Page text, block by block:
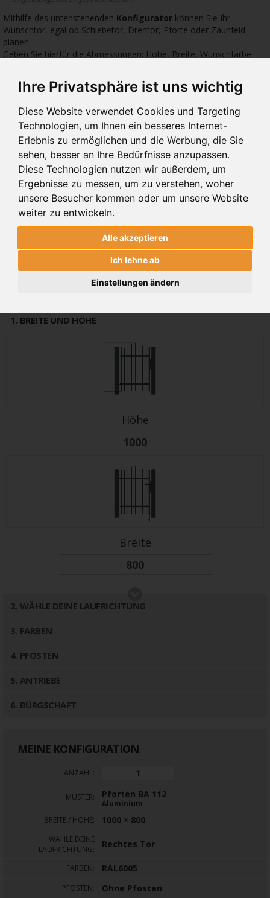
Ihre Privatsphäre ist uns wichtig
Diese Website verwendet Cookies und Targeting
Technologien, um Ihnen ein besseres Internet-
Erlebnis zu ermöglichen und die Werbung, die Sie
sehen, besser an Ihre Bedürfnisse anzupassen.
Diese Technologien nutzen wir außerdem, um
Ergebnisse zu messen, um zu verstehen, woher
unsere Besucher kommen oder um unsere Website
weiter zu entwickeln.
Alle akzeptieren
Ich lehne ab
Einstellungen ändern
Mithilfe des untenstehenden Konfigurator können Sie Ihr
Wunschtor, egal ob Schiebetor, Drehtor, Pforte oder Zaunfeld
planen.
Geben Sie hierfür die Abmessungen: Höhe, Breite, Wunschfarbe
BA 112
PFORTEN BA 112
BA 111
PFORTEN BA 112
ALUMINIUM
(inkl 19% MwSt.)
1 . BREITE UND HÖHE
Höhe
Breite
2. WÄHLE DEINE LAUFRICHTUNG
3. FARBEN
4. PFOSTEN
5. ANTRIEBE
6. BÜRGSCHAFT
MEINE KONFIGURATION
ANZAHL:
MUSTER: Pforten BA 112
Aluminium
BREITE / HÖHE: 1000 × 800
WÄHLE DEINE
LAUFRICHTUNG:
Rechtes Tor
FARBEN: RAL6005
PFOSTEN: Ohne Pfosten